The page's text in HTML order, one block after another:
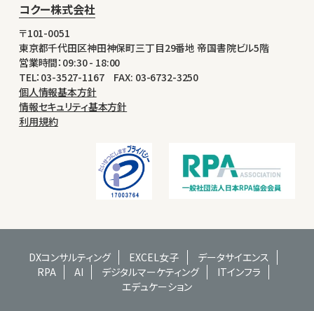
コクー株式会社
〒101-0051
東京都千代田区神田神保町三丁目29番地 帝国書院ビル5階
営業時間：09:30 - 18:00
TEL：03-3527-1167 FAX: 03-6732-3250
個人情報基本方針
情報セキュリティ基本方針
利用規約
DXコンサルティング EXCEL女子
データサイエンス
RPA
AI デジタルマーケティング
ITインフラ
エデュケーション